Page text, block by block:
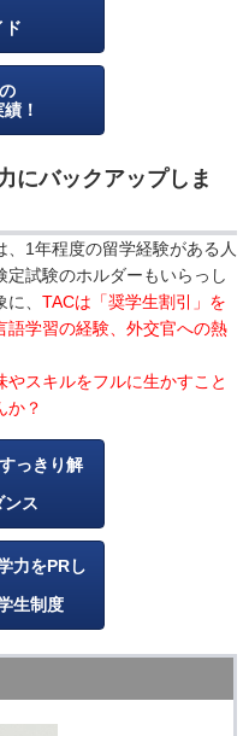
ド
！
にバックアップしま
1年程度の留学経験がある人
定試験のホルダーもいらっし
、 TACは「奨学生割引」を
語学習の経験、外交官への熱
スキルをフルに生かすこと
か？
っきり解
ンス
力をPRし
生制度